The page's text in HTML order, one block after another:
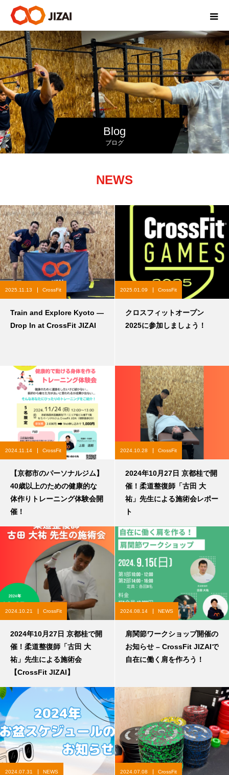
Blog
ブログ
NEWS
2025.11.13 CrossFit
Train and Explore Kyoto —
Drop In at CrossFit JIZAI
2025.01.09 CrossFit
クロスフィットオープン
2025に参加しましょう！
2024.11.14 CrossFit
【京都市のパーソナルジム】
40歳以上のための健康的な
体作りトレーニング体験会開
催！
2024.10.28 CrossFit
2024年10月27日 京都桂で開
催！柔道整復師「古田 大
祐」先生による施術会レポー
ト
2024.10.21 CrossFit
2024年10月27日 京都桂で開
催！柔道整復師「古田 大
祐」先生による施術会
【CrossFit JIZAI】
2024.08.14 NEWS
肩関節ワークショップ開催の
お知らせ – CrossFit JIZAIで
自在に働く肩を作ろう！
2024.07.31 NEWS 2024.07.08 CrossFit